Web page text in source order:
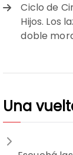
Ciclo de
Hijos. Los
doble
Una